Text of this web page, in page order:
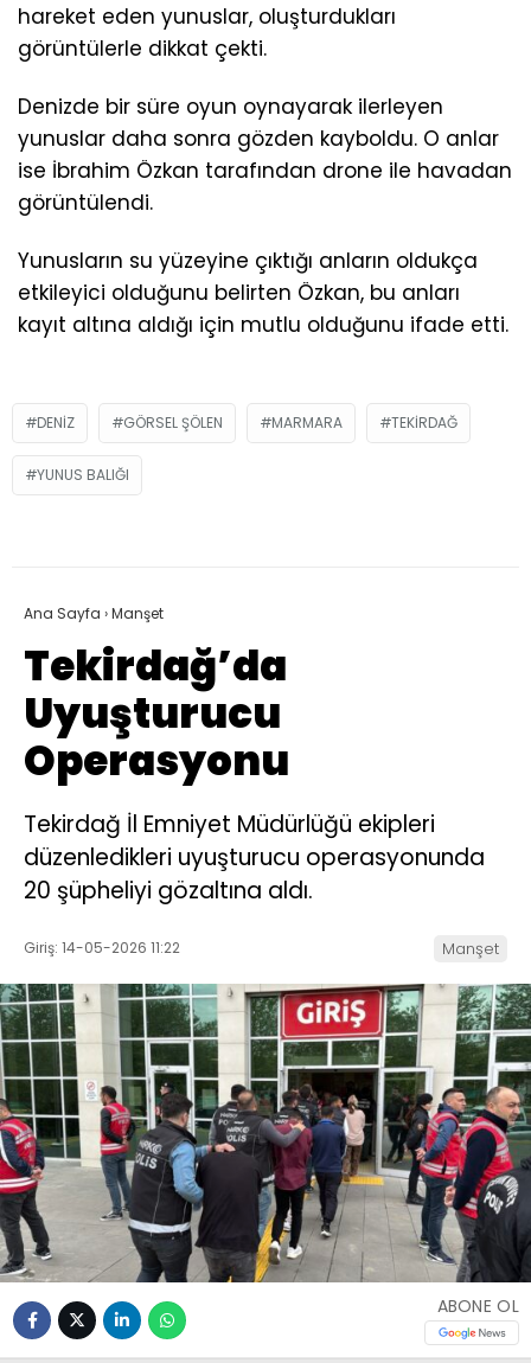
hareket eden yunuslar, oluşturdukları
görüntülerle dikkat çekti.
Denizde bir süre oyun oynayarak ilerleyen
yunuslar daha sonra gözden kayboldu. O anlar
ise İbrahim Özkan tarafından drone ile havadan
görüntülendi.
Yunusların su yüzeyine çıktığı anların oldukça
etkileyici olduğunu belirten Özkan, bu anları
kayıt altına aldığı için mutlu olduğunu ifade etti.
DENIZ GÖRSEL ŞÖLEN MARMARA TEKIRDAĞ
YUNUS BALIĞI
Ana Sayfa ›Manşet
Tekirdağ’da
Uyuşturucu
Operasyonu
Tekirdağ İl Emniyet Müdürlüğü ekipleri
düzenledikleri uyuşturucu operasyonunda
20 şüpheliyi gözaltına aldı.
Giriş: 14-05-2026 11:22 Manşet
ABONE OL